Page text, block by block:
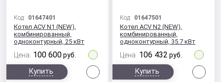
Код: 01647401
Котел ACV N1 (NEW),
комбинированный,
одноконтурный, 25 кВт
Цена: 100 600 руб.
Купить
Код: 01647501
Котел ACV N2 (NEW),
комбинированный,
одноконтурный, 35.7 кВт
Цена: 106 432 руб.
Купить